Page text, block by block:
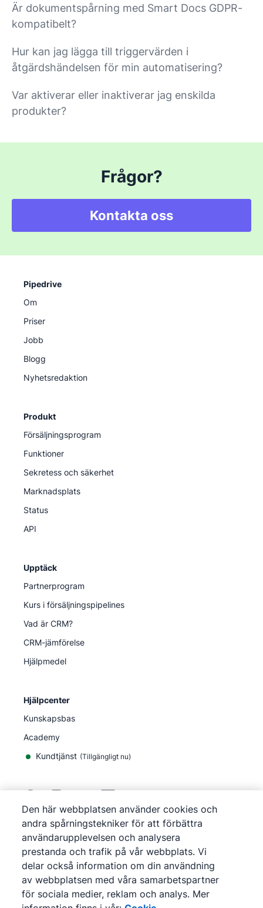
Är dokumentspårning med Smart Docs GDPR-
kompatibelt?
Hur kan jag lägga till triggervärden i
åtgärdshändelsen för min automatisering?
Var aktiverar eller inaktiverar jag enskilda
produkter?
Frågor?
Kontakta oss
Pipedrive
Om
Priser
Jobb
Blogg
Nyhetsredaktion
Produkt
Försäljningsprogram
Funktioner
Sekretess och säkerhet
Marknadsplats
Status
API
Upptäck
Partnerprogram
Kurs i försäljningspipelines
Vad är CRM?
CRM-jämförelse
Hjälpmedel
Hjälpcenter
Kunskapsbas
Academy
Kundtjänst (Tillgängligt nu)
©2026Pipedrive
Pipedrive
Användarvillkor
Pipedrive
Integritetsmeddelande
Webbplatskarta
Cookie-meddelande
Inställningar för cookies
Den här webbplatsen använder cookies och
andra spårningstekniker för att förbättra
användarupplevelsen och analysera
prestanda och trafik på vår webbplats. Vi
delar också information om din användning
av webbplatsen med våra samarbetspartner
för sociala medier, reklam och analys. Mer